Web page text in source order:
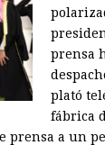
prensa
plató
fábrica
prensa a un